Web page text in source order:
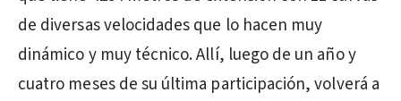
de diversas velocidades que lo hacen muy
dinámico y muy técnico. Allí, luego de un año y
cuatro meses de su última participación, volverá a